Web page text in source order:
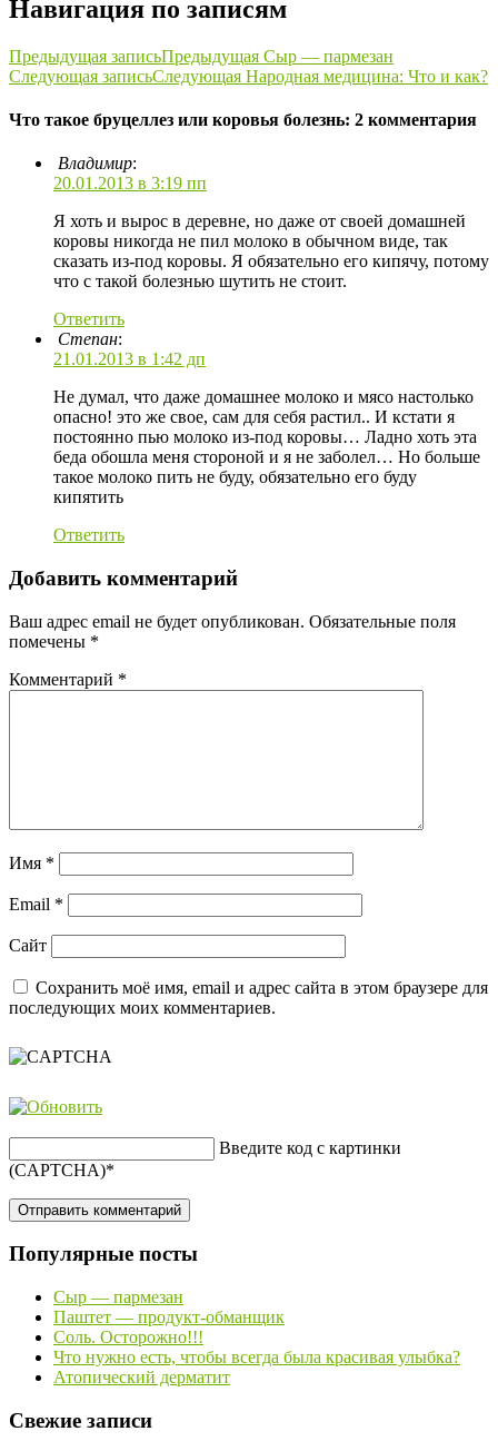
Навигация по записям
Предыдущая записьПредыдущая Сыр — пармезан
Следующая записьСледующая Народная медицина: Что и как?
Что такое бруцеллез или коровья болезнь: 2 комментария
Владимир:
20.01.2013 в 3:19 пп
Я хоть и вырос в деревне, но даже от своей домашней
коровы никогда не пил молоко в обычном виде, так
сказать из-под коровы. Я обязательно его кипячу, потому
что с такой болезнью шутить не стоит.
Ответить
Степан:
21.01.2013 в 1:42 дп
Не думал, что даже домашнее молоко и мясо настолько
опасно! это же свое, сам для себя растил.. И кстати я
постоянно пью молоко из-под коровы… Ладно хоть эта
беда обошла меня стороной и я не заболел… Но больше
такое молоко пить не буду, обязательно его буду
кипятить
Ответить
Добавить комментарий
Ваш адрес email не будет опубликован. Обязательные поля
помечены *
Комментарий *
Имя *
Email *
Сайт
Сохранить моё имя, email и адрес сайта в этом браузере для
последующих моих комментариев.
Введите код с картинки
(CAPTCHA)*
Популярные посты
Сыр — пармезан
Паштет — продукт-обманщик
Соль. Осторожно!!!
Что нужно есть, чтобы всегда была красивая улыбка?
Атопический дерматит
Свежие записи